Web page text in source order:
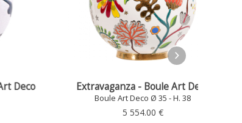
Extravaganza - Boule Art Deco
Boule Art Deco Ø 35 - H. 38
5 554.00 €